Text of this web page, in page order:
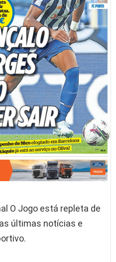
O Jogo está repleta de
últimas notícias e